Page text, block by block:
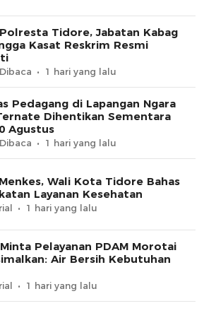
Tidore, Jabatan Kabag
Kasat Reskrim Resmi
1 hari yang lalu
Pedagang di Lapangan Ngara
Dihentikan Sementara
Agustus
1 hari yang lalu
Wali Kota Tidore Bahas
Layanan Kesehatan
1 hari yang lalu
Pelayanan PDAM Morotai
Air Bersih Kebutuhan
1 hari yang lalu